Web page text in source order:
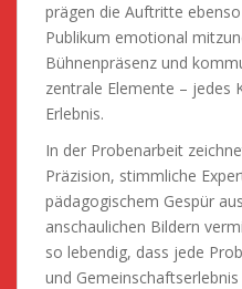
prägen die Auftritte
Publikum emotional
Bühnenpräsenz und
zentrale Elemente – jedes
Erlebnis.
In der Probenarbeit
Präzision, stimmliche
pädagogischem Gespür
anschaulichen Bildern
so lebendig, dass jede
und